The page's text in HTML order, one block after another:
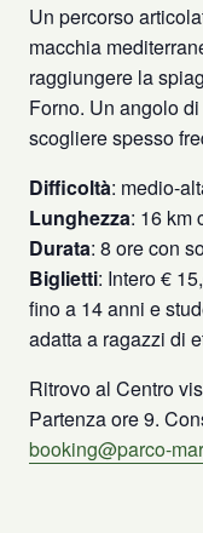
Un percorso
macchia
raggiungere la
Forno. Un angolo
scogliere spesso
Difficoltà: medio-
Lunghezza: 16 km
Durata: 8 ore con
Biglietti: Intero €
fino a 14 anni e
adatta a ragazzi di
Ritrovo al Centro
Partenza ore 9.
booking@parco-